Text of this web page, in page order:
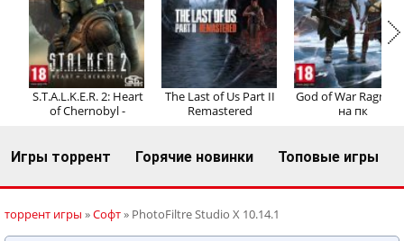
Регистрация Вход
S.T.A.L.K.E.R. 2: Heart
of Chernobyl -
The Last of Us Part II
Remastered
God of War
на пк
Игры торрент Горячие новинки Топовые игры
торрент игры »Софт» PhotoFiltre Studio X 10.14.1